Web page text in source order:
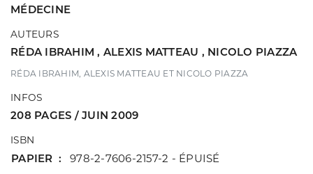
MÉDECINE
AUTEURS
RÉDA IBRAHIM, ALEXIS MATTEAU , NICOLO PIAZZA
RÉDA IBRAHIM, ALEXIS MATTEAU ET NICOLO PIAZZA
INFOS
208 PAGES / JUIN 2009
ISBN
PAPIER 978-2-7606-2157-2 - ÉPUISÉ